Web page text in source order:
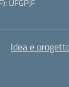
UFGPJF
Idea e